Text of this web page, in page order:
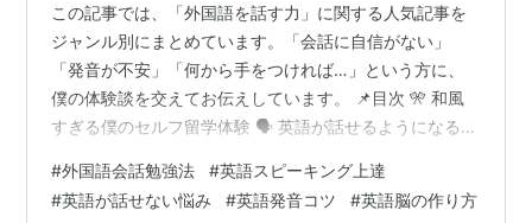
この記事では、「外国語を話す力」に関する人気記事を
ジャンル別にまとめています。「会話に自信がない」
「発音が不安」「何から手をつければ…」という方に、
僕の体験談を交えてお伝えしています。 📌目次 🎌 和風
すぎる僕のセルフ留学体験 🗣 英語が話せるようになるま
一部 🎓 英検1級対策と会話力 🧠 英語脳って作れるの？
💪 恥ずかしさ・度胸の育て方 🤐「話すことがない」問題
#外国語会話勉強法 #英語スピーキング上達
#英語が話せない悩み #英語発音コツ #英語脳の作り方